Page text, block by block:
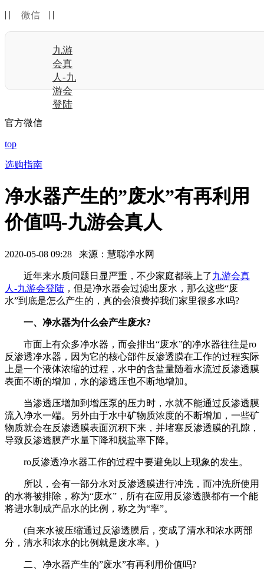
| | 微信 | |
九游
会真
人-九
游会
登陆
官方微信
top
选购指南
净水器产生的”废水”有再利用
价值吗-九游会真人
2020-05-08 09:28 来源：慧聪净水网
近年来水质问题日显严重，不少家庭都装上了九游会真
人-九游会登陆 ，但是净水器会过滤出废水，那么这些“废
水”到底是怎么产生的，真的会浪费掉我们家里很多水吗?
一、净水器为什么会产生废水?
市面上有众多净水器，而会排出“废水”的净水器往往是ro
反渗透净水器，因为它的核心部件反渗透膜在工作的过程实际
上是一个液体浓缩的过程，水中的含盐量随着水流过反渗透膜
表面不断的增加，水的渗透压也不断地增加。
当渗透压增加到增压泵的压力时，水就不能通过反渗透膜
流入净水一端。另外由于水中矿物质浓度的不断增加，一些矿
物质就会在反渗透膜表面沉积下来，并堵塞反渗透膜的孔隙，
导致反渗透膜产水量下降和脱盐率下降。
ro反渗透净水器工作的过程中要避免以上现象的发生。
所以，会有一部分水对反渗透膜进行冲洗，而冲洗所使用
的水将被排除，称为“废水”，所有在应用反渗透膜都有一个能
将进水制成产品水的比例，称之为“率”。
(自来水被压缩通过反渗透膜后，变成了清水和浓水两部
分，清水和浓水的比例就是废水率。)
二、净水器产生的”废水”有再利用价值吗?